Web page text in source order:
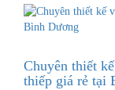
Chuyên thiết
thiếp giá rẻ tại